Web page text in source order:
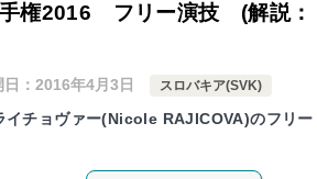
権2016 フリー演技 (解説：
日：2016年4月3日 スロバキア(SVK)
イチョヴァー(Nicole RAJICOVA)のフリー